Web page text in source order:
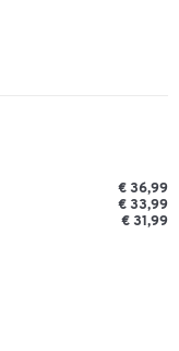
€ 36,99
€ 33,99
€ 31,99